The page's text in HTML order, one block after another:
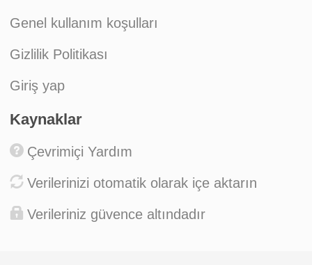
Genel kullanım koşulları
Gizlilik Politikası
Giriş yap
Kaynaklar
Çevrimiçi Yardım
Verilerinizi otomatik olarak içe aktarın
Verileriniz güvence altındadır